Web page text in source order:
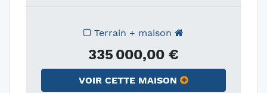
Terrain + maison
335 000,00 €
VOIR CETTE MAISON